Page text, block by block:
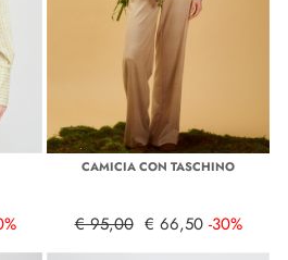
CAMICIA CON TASCHINO
€ 95,00 € 66,50 -30%